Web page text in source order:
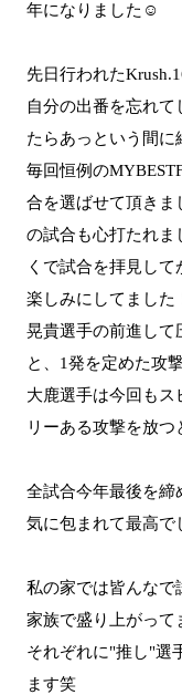
年になりました☺
先日行われた
自分の出番を忘れ
たらあっという間に
毎回恒例の
合を選ばせて頂きま
の試合も心打たれ
くで試合を拝見し
楽しみにしてました
晃貴選手の前進して
と、1発を定めた攻
大鹿選手は今回もス
リーある攻撃を放つ
全試合今年最後を締
気に包まれて最高で
私の家では皆んなで
家族で盛り上がっ
それぞれに"推し"選
ます笑